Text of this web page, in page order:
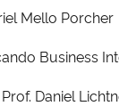
Mello Porcher
Business
Daniel